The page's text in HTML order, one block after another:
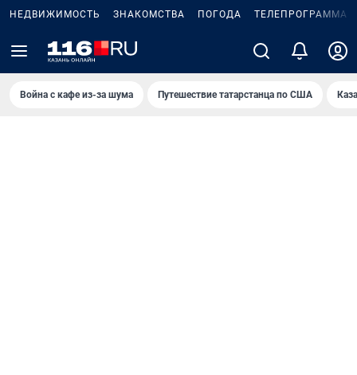
НЕДВИЖИМОСТЬ ЗНАКОМСТВА ПОГОДА ТЕЛЕПРОГРАММА
Война с кафе из-за шума Путешествие татарстанца по США